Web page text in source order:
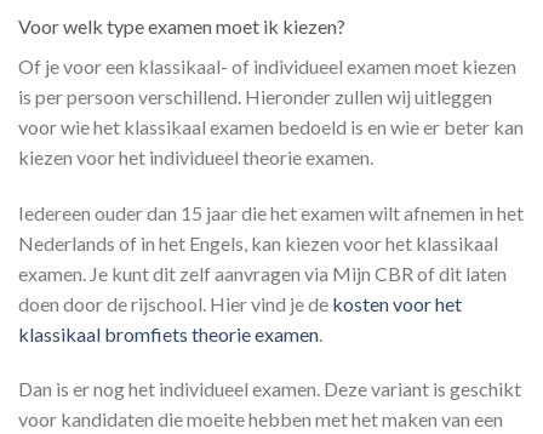
Voor welk type examen moet ik kiezen?
Of je voor een klassikaal- of individueel examen moet kiezen
is per persoon verschillend. Hieronder zullen wij uitleggen
voor wie het klassikaal examen bedoeld is en wie er beter kan
kiezen voor het individueel theorie examen.
Iedereen ouder dan 15 jaar die het examen wilt afnemen in het
Nederlands of in het Engels, kan kiezen voor het klassikaal
examen. Je kunt dit zelf aanvragen via Mijn CBR of dit laten
doen door de rijschool. Hier vind je de kosten voor het
klassikaal bromfiets theorie examen
Dan is er nog het individueel examen. Deze variant is geschikt
voor kandidaten die moeite hebben met het maken van een